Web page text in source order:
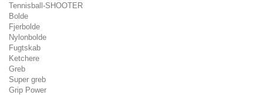
Tennisball-SHOOTER
Bolde
Fjerbolde
Nylonbolde
Fugtskab
Ketchere
Greb
Super greb
Grip Power